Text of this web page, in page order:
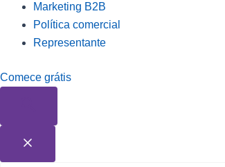
Marketing B2B
Política comercial
Representante
Comece grátis